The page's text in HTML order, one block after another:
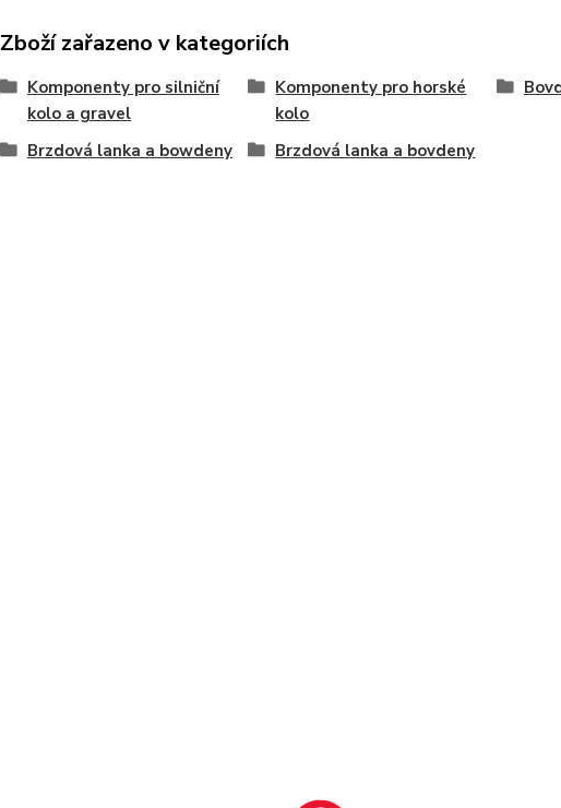
Zboží zařazeno v kategoriích
Komponenty pro silniční
kolo a gravel
Komponenty pro horské
kolo
Brzdová lanka a bowdeny Brzdová lanka a bovdeny